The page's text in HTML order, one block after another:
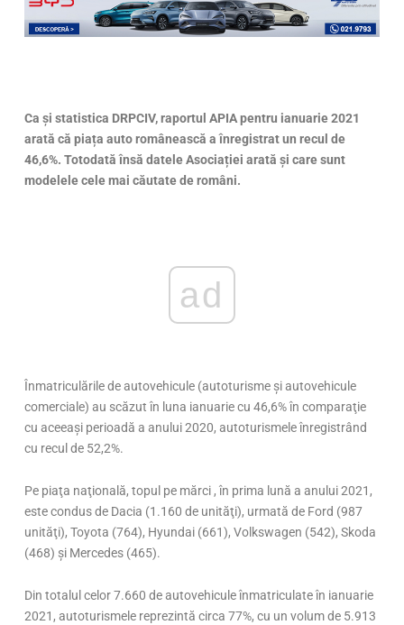
Ca și statistica DRPCIV, raportul APIA pentru ianuarie 2021
arată că piața auto românească a înregistrat un recul de
46,6%. Totodată însă datele Asociației arată și care sunt
modelele cele mai căutate de români.
ad
Înmatriculările de autovehicule (autoturisme și autovehicule
comerciale) au scăzut în luna ianuarie cu 46,6% în comparaţie
cu aceeaşi perioadă a anului 2020, autoturismele înregistrând
cu recul de 52,2%.
Pe piaţa naţională, topul pe mărci , în prima lună a anului 2021,
este condus de Dacia (1.160 de unităţi), urmată de Ford (987
unităţi), Toyota (764), Hyundai (661), Volkswagen (542), Skoda
(468) şi Mercedes (465).
Din totalul celor 7.660 de autovehicule înmatriculate în ianuarie
2021, autoturismele reprezintă circa 77%, cu un volum de 5.913